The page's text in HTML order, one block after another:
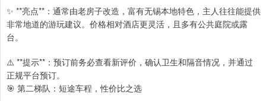
✨ **亮点**：通常由老房子改造，富有无锡本地特色，主人往往能提供
非常地道的游玩建议。价格相对酒店更灵活，且多有公共庭院或露
台。
⚠️ **提示**：预订前务必查看新评价，确认卫生和隔音情况，并通过
正规平台预订。
🎯 第二梯队：短途车程，性价比之选